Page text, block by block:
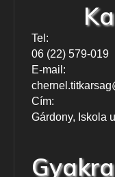
Tel:
06 (22) 579-019
E-mail:
Cím:
Gárdony, Iskola